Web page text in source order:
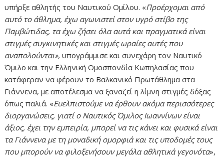
υπήρξε αθλητής του Ναυτικού Ομίλου. «Προέρχομαι από
αυτό το άθλημα, έχω αγωνιστεί στον υγρό στίβο της
Παμβώτιδας, τα έχω ζήσει όλα αυτά και πραγματικά είναι
στιγμές συγκινητικές και στιγμές ωραίες αυτές που
αναπολούνται», υπογράμμισε και συνεχάρη τον Ναυτικό
Όμιλο και την Ελληνική Ομοσπονδία Κωπηλασίας που
κατάφεραν να φέρουν το Βαλκανικό Πρωτάθλημα στα
Γιάννενα, με αποτέλεσμα να ξαναζεί η λίμνη στιγμές δόξας
όπως παλιά. «Ευελπιστούμε να έρθουν ακόμα περισσότερες
διοργανώσεις, γιατί ο Ναυτικός Όμιλος Ιωαννίνων είναι
άξιος, έχει την εμπειρία, μπορεί να τις κάνει και φυσικά είναι
τα Γιάννενα με τη μοναδική ομορφιά και τις υποδομές τους
που μπορούν να φιλοξενήσουν μεγάλα αθλητικά γεγονότα»,